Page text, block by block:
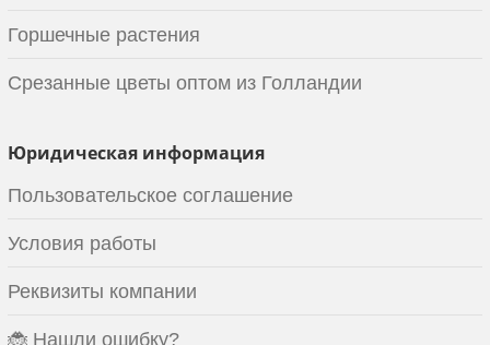
Горшечные растения
Срезанные цветы оптом из Голландии
Юридическая информация
Пользовательское соглашение
Условия работы
Реквизиты компании
🐞 Нашли ошибку?